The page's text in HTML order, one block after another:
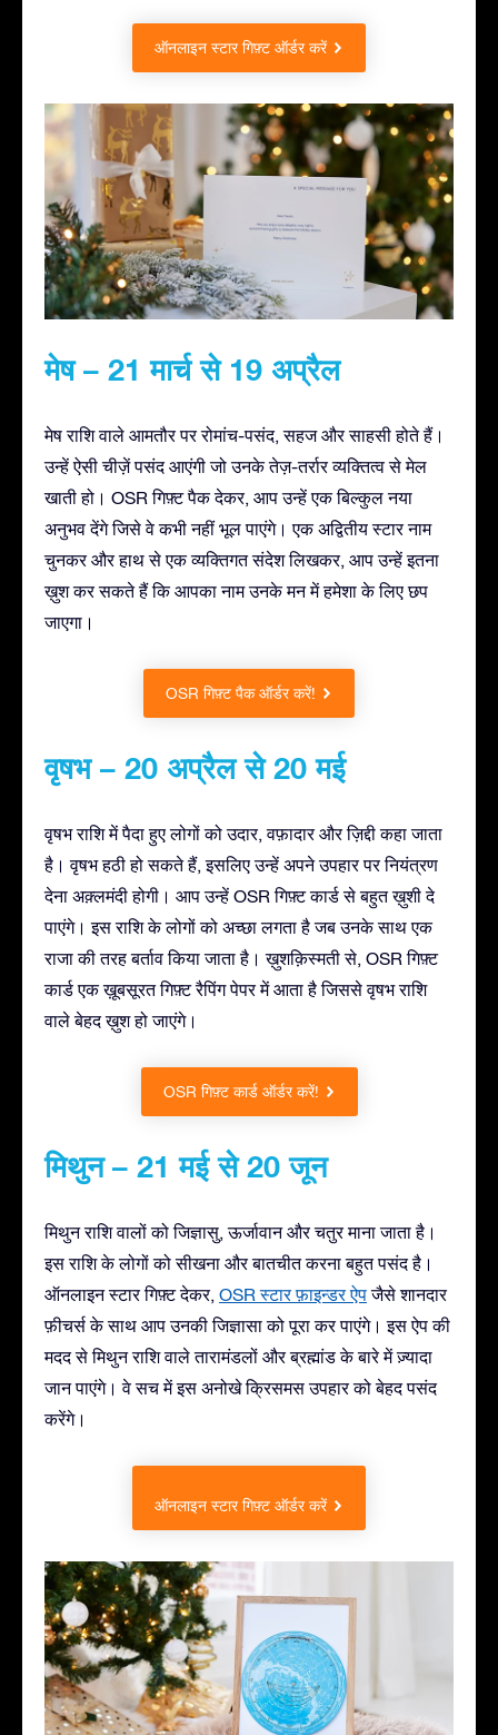
ऑनलाइन स्टार गिफ़्ट ऑर्डर करें
मेष – 21 मार्च से 19 अप्रैल
मेष राशि वाले आमतौर पर रोमांच-पसंद, सहज और साहसी होते हैं।
उन्हें ऐसी चीज़ें पसंद आएंगी जो उनके तेज़-तर्रार व्यक्तित्व से मेल
खाती हो। OSR गिफ़्ट पैक देकर, आप उन्हें एक बिल्कुल नया
अनुभव देंगे जिसे वे कभी नहीं भूल पाएंगे। एक अद्वितीय स्टार नाम
चुनकर और हाथ से एक व्यक्तिगत संदेश लिखकर, आप उन्हें इतना
ख़ुश कर सकते हैं कि आपका नाम उनके मन में हमेशा के लिए छप
जाएगा।
OSR गिफ़्ट पैक ऑर्डर करें!
वृषभ – 20 अप्रैल से 20 मई
वृषभ राशि में पैदा हुए लोगों को उदार, वफ़ादार और ज़िद्दी कहा जाता
है। वृषभ हठी हो सकते हैं, इसलिए उन्हें अपने उपहार पर नियंत्रण
देना अक़्लमंदी होगी। आप उन्हें OSR गिफ़्ट कार्ड से बहुत ख़ुशी दे
पाएंगे। इस राशि के लोगों को अच्छा लगता है जब उनके साथ एक
राजा की तरह बर्ताव किया जाता है। ख़ुशक़िस्मती से, OSR गिफ़्ट
कार्ड एक ख़ूबसूरत गिफ़्ट रैपिंग पेपर में आता है जिससे वृषभ राशि
वाले बेहद ख़ुश हो जाएंगे।
OSR गिफ़्ट कार्ड ऑर्डर करें!
मिथुन – 21 मई से 20 जून
मिथुन राशि वालों को जिज्ञासु, ऊर्जावान और चतुर माना जाता है।
इस राशि के लोगों को सीखना और बातचीत करना बहुत पसंद है।
ऑनलाइन स्टार गिफ़्ट देकर, OSR स्टार फ़ाइन्डर ऐपजैसे शानदार
फ़ीचर्स के साथ आप उनकी जिज्ञासा को पूरा कर पाएंगे। इस ऐप की
मदद से मिथुन राशि वाले तारामंडलों और ब्रह्मांड के बारे में ज़्यादा
जान पाएंगे। वे सच में इस अनोखे क्रिसमस उपहार को बेहद पसंद
करेंगे।
ऑनलाइन स्टार गिफ़्ट ऑर्डर करें